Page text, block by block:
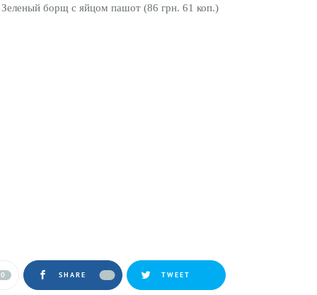
Зеленый борщ с яйцом пашот (86 грн. 61 коп.)
0 SHARE TWEET